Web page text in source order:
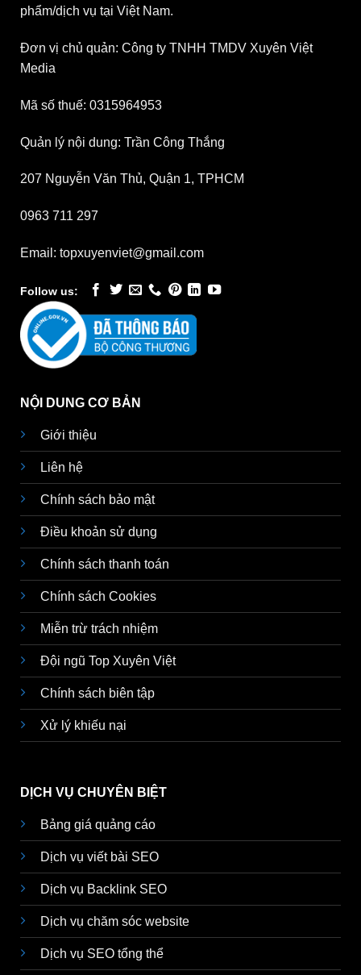
phẩm/dịch vụ tại Việt Nam.
Đơn vị chủ quản: Công ty TNHH TMDV Xuyên Việt
Media
Mã số thuế: 0315964953
Quản lý nội dung: Trần Công Thắng
207 Nguyễn Văn Thủ, Quận 1, TPHCM
0963 711 297
Email: topxuyenviet@gmail.com
Follow us:
NỘI DUNG CƠ BẢN
Giới thiệu
Liên hệ
Chính sách bảo mật
Điều khoản sử dụng
Chính sách thanh toán
Chính sách Cookies
Miễn trừ trách nhiệm
Đội ngũ Top Xuyên Việt
Chính sách biên tập
Xử lý khiếu nại
DỊCH VỤ CHUYÊN BIỆT
Bảng giá quảng cáo
Dịch vụ viết bài SEO
Dịch vụ Backlink SEO
Dịch vụ chăm sóc website
Dịch vụ SEO tổng thể